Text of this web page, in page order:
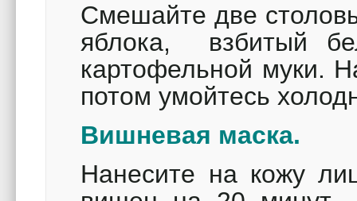
Смешайте две
яблока, взбитый
картофельной муки.
потом умойтесь
Вишневая маска.
Нанесите на кожу